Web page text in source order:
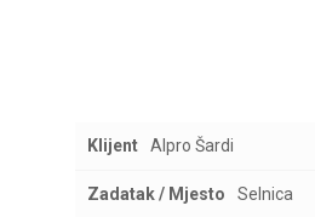
Klijent Alpro Šardi
Zadatak / Mjesto Selnica